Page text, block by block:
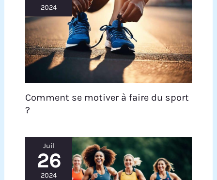
frottements et les blessures sportives,
garantissant un entraînement sûr et confortable.
[Entraînement complet du corps] Un seul
mouvement active 90 % de tous les groupes
musculaires, sollicitant pleinement les jambes,
le tronc, le dos et les bras. Le réservoir d'eau de
grande capacité de 15 L permet d'ajuster
facilement la résistance pour répondre à
différentes exigences d'intensité.
2024
Comment se motiver à faire du sport
?
Juil
26
2024